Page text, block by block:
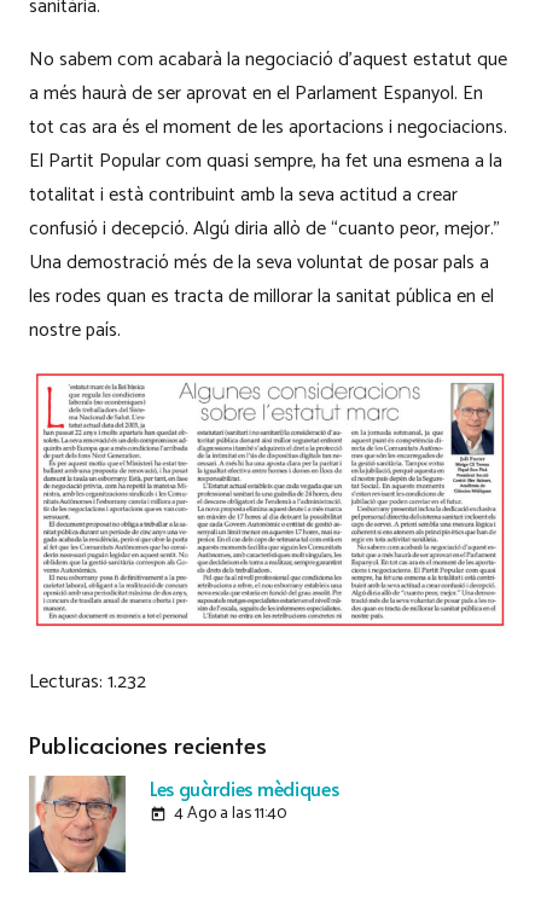
sanitària.
No sabem com acabarà la negociació d’aquest estatut que
a més haurà de ser aprovat en el Parlament Espanyol. En
tot cas ara és el moment de les aportacions i negociacions.
El Partit Popular com quasi sempre, ha fet una esmena a la
totalitat i està contribuint amb la seva actitud a crear
confusió i decepció. Algú diria allò de “cuanto peor, mejor.”
Una demostració més de la seva voluntat de posar pals a
les rodes quan es tracta de millorar la sanitat pública en el
nostre país.
Lecturas:1.232
Publicaciones recientes
Les guàrdies mèdiques
today 4 Ago a las 11:40